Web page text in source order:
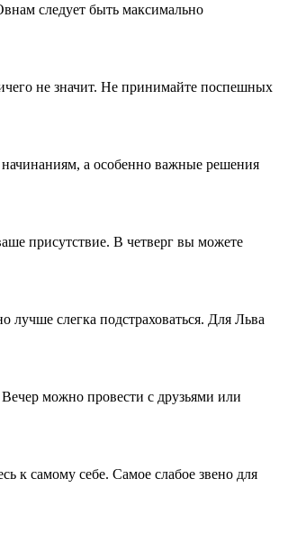
следует быть максимально
не значит. Не принимайте поспешных
начинаниям, а особенно важные решения
присутствие. В четверг вы можете
слегка подстраховаться. Для Льва
можно провести с друзьями или
к самому себе. Самое слабое звено для